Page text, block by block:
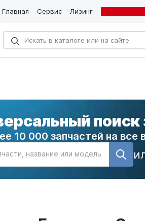
Главная Сервис Лизинг
поиск
10 000 запчастей на все
название или модель